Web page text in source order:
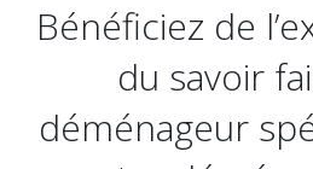
Bénéficiez de
du savoir
déménageur